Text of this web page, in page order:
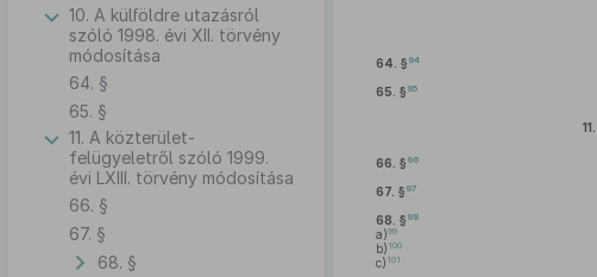
10. A külföldre utazásról
szóló 1998. évi XII. törvény
módosítása
64. §
65. §
11. A közterület-
felügyeletről szóló 1999.
évi LXIII. törvény módosítása
66. §
67. §
68. §
64. § 94
65. § 95
11.
66. § 96
67. § 97
68. § 98
a)99
b) 100
c) 101